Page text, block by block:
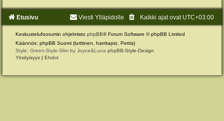
Etusivu Kaikki ajat ovat UTC+03:00
Viesti Ylläpidolle
Keskustelufoorumin ohjelmisto phpBB® Forum Software © phpBB Limited
Käännös: phpBB Suomi (lurttinen, harritapio, Pettis)
Style: Green-Style-Slim by Joyce&Luna phpBB-Style-Design
Yksityisyys | Ehdot